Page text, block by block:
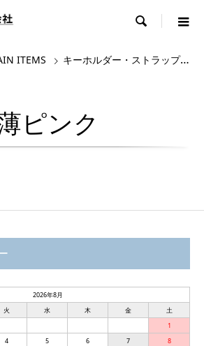

ITEMS キーホルダー・ストラップ・根付
ピンク
2026年8月
火 水 木 金
土
1
4 5 6 7
8